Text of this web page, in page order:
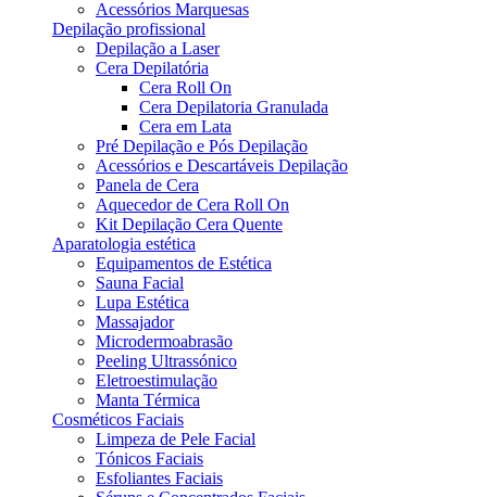
Acessórios Marquesas
Depilação profissional
Depilação a Laser
Cera Depilatória
Cera Roll On
Cera Depilatoria Granulada
Cera em Lata
Pré Depilação e Pós Depilação
Acessórios e Descartáveis Depilação
Panela de Cera
Aquecedor de Cera Roll On
Kit Depilação Cera Quente
Aparatologia estética
Equipamentos de Estética
Sauna Facial
Lupa Estética
Massajador
Microdermoabrasão
Peeling Ultrassónico
Eletroestimulação
Manta Térmica
Cosméticos Faciais
Limpeza de Pele Facial
Tónicos Faciais
Esfoliantes Faciais